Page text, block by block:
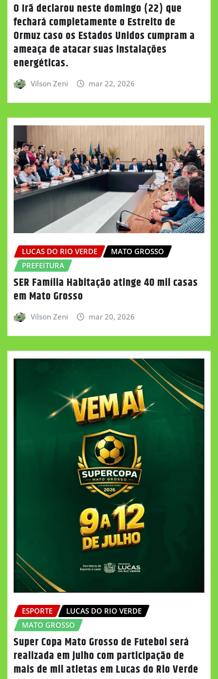
O Irã declarou neste domingo (22) que
fechará completamente o Estreito de
Ormuz caso os Estados Unidos cumpram a
ameaça de atacar suas instalações
energéticas.
Vilson Zeni mar 22, 2026
LUCAS DO RIO VERDE
MATO GROSSO
PREFEITURA
SER Família Habitação atinge 40 mil casas
em Mato Grosso
Vilson Zeni mar 20, 2026
ESPORTE
LUCAS DO RIO VERDE
MATO GROSSO
Super Copa Mato Grosso de Futebol será
realizada em julho com participação de
mais de mil atletas em Lucas do Rio Verde